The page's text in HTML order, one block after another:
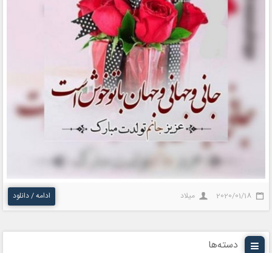
2020/01/18 میلاد ادامه / دانلود
دسته‌ها